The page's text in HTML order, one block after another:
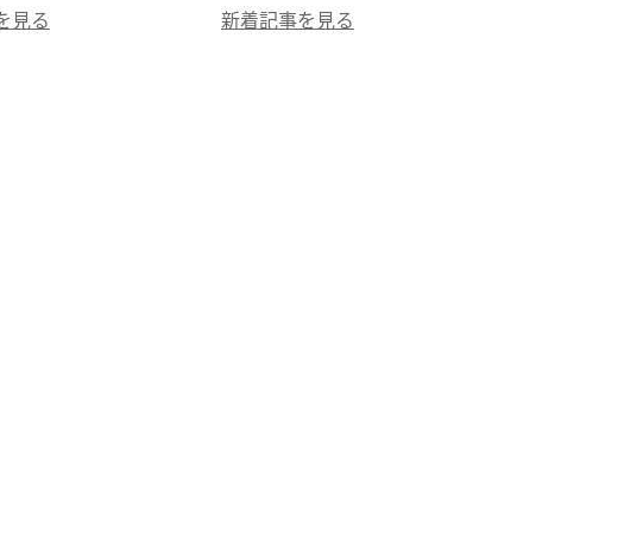
見る 新着記事を見る